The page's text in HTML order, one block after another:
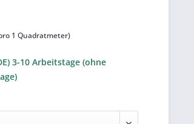
1 Quadratmeter)
3-10 Arbeitstage (ohne